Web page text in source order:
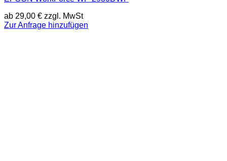
ab 29,00 € zzgl. MwSt
Zur Anfrage hinzufügen